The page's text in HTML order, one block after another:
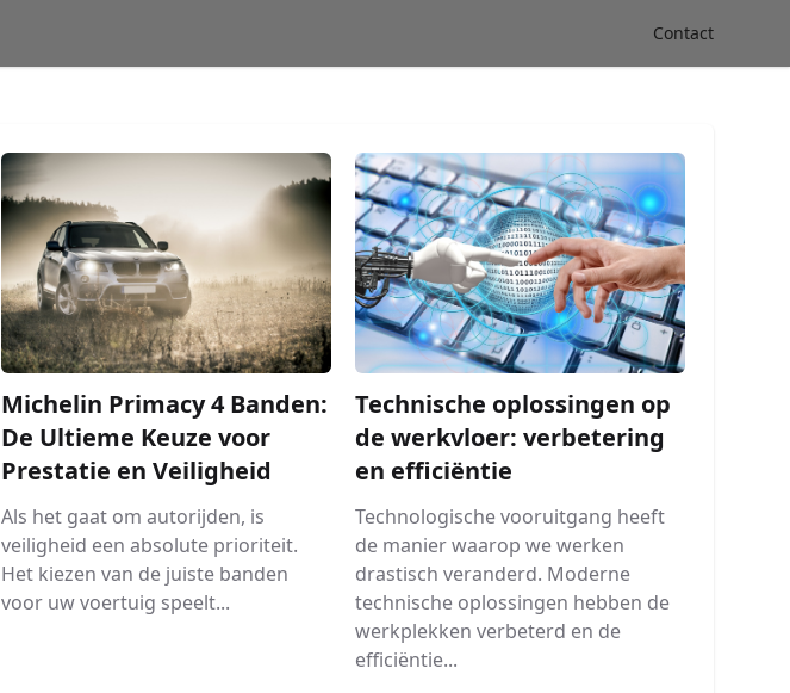
Contact
Michelin Primacy 4 Banden:
De Ultieme Keuze voor
Prestatie en Veiligheid
Als het gaat om autorijden, is
veiligheid een absolute prioriteit.
Het kiezen van de juiste banden
voor uw voertuig speelt...
Technische oplossingen op
de werkvloer: verbetering
en efficiëntie
Technologische vooruitgang heeft
de manier waarop we werken
drastisch veranderd. Moderne
technische oplossingen hebben de
werkplekken verbeterd en de
efficiëntie...